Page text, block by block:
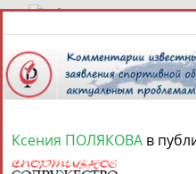
6
Ксения ПОЛЯКОВА в